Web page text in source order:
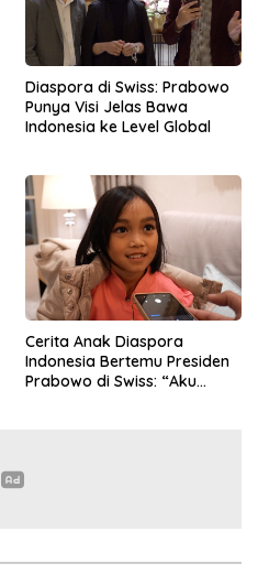
Diaspora di Swiss: Prabowo
Punya Visi Jelas Bawa
Indonesia ke Level Global
Cerita Anak Diaspora
Indonesia Bertemu Presiden
Prabowo di Swiss: “Aku